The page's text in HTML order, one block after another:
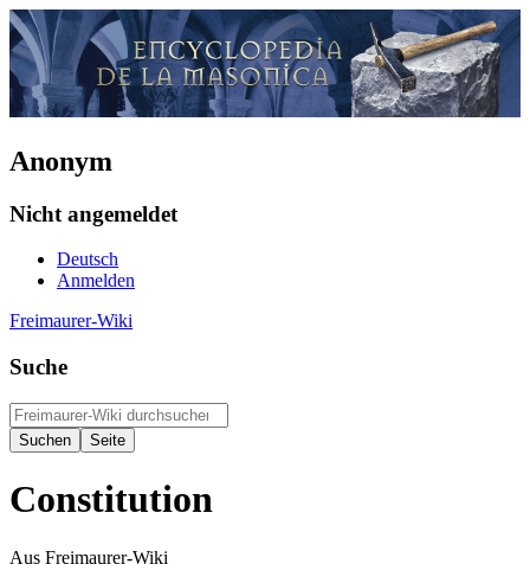
Anonym
Nicht angemeldet
Deutsch
Anmelden
Freimaurer-Wiki
Suche
Constitution
Aus Freimaurer-Wiki